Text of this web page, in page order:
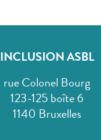
INCLUSION ASBL
rue Colonel Bourg
123-125 boîte 6
1140 Bruxelles